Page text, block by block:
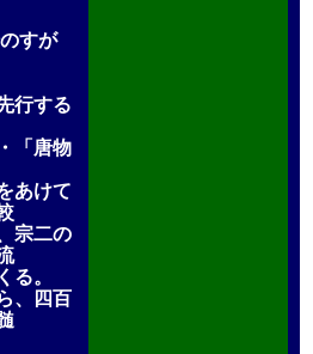
すが
行する
「唐物
あけて
宗二の
。
、四百